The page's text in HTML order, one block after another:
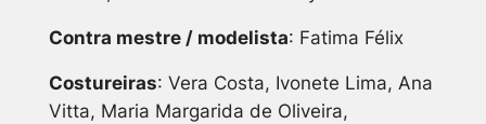
Contra mestre / modelista: Fatima Félix
Costureiras: Vera Costa, Ivonete Lima, Ana
Vitta, Maria Margarida de Oliveira,